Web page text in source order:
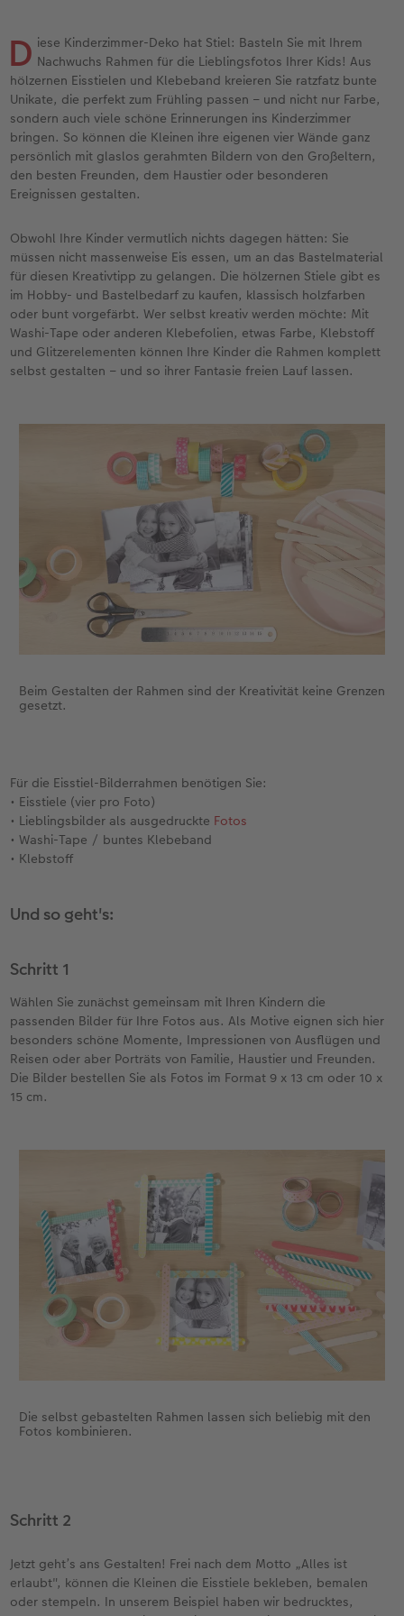
Personalisierter Schuber
Bestellwege
Inspiration
Jahrbuch
Kundenbeispiele
Webinare & VHS
Fotobuch für Anfänger
Fotobuch erstellen
Neuheiten
hexxas
Acrylglas
Alu Dibond
Gallery Print
Mehrteiler
Bestellwege
Ideen zur Wandgestaltung
Neuheiten
Extras
Fotosticker
Art Prints
Premium Poster
Rahmen
Bestellwege
Last Minute Fotos
CEWE myPhotos
Neuheiten
Extras
Sofortsticker
Sofortfotos mit Rahmen
Sofortfotos mit Text
Sofortfotos mit Design
Sofortfotogrußkarten
Sofortfotosets
Sofortfotocollagen
Retro Minis
Emaille Becher
Trinkflasche
Dekoration
Schule & Büro
Art Prints
Faber-Castell
Foto-Geschenkbox
Neuheiten
CEWE myPhotos
Geburtskarten
Taufkarten
Postkarten
Fotokarten
Bestellwege
Papierqualitäten
Weitere Anlässe
Neuheiten
Handykette
Kunststoffhüllen
Lederhüllen
Holzhüllen
Mit Design
Bestellwege
Inspiration
Kundenbeispiele
Papierqualitäten
Bestellwege
Designvorlagen
Gestaltungsideen
CEWE myPhotos
Neuheiten
für Frauen
für Freundinnen
für Kinder
für Großeltern
Einfach & schnell gestaltet
Besondere Geschenkideen
CEWE myPhotos
Erste Schritte
Kreative Ideen mit Sofortfotos
Gestaltungsideen
Fotobuch für Anfänger
Videotutorials
Anleitungen & Hilfe
Fototipps
CEWE Magazin
Neuheiten
Erste Schritte
Softwaretipps
Videotutorials
D iese Kinderzimmer-Deko hat Stiel: Basteln Sie mit Ihrem
Nachwuchs Rahmen für die Lieblingsfotos Ihrer Kids! Aus
hölzernen Eisstielen und Klebeband kreieren Sie ratzfatz bunte
Unikate, die perfekt zum Frühling passen – und nicht nur Farbe,
sondern auch viele schöne Erinnerungen ins Kinderzimmer
bringen. So können die Kleinen ihre eigenen vier Wände ganz
persönlich mit glaslos gerahmten Bildern von den Großeltern,
den besten Freunden, dem Haustier oder besonderen
Ereignissen gestalten.
Obwohl Ihre Kinder vermutlich nichts dagegen hätten: Sie
müssen nicht massenweise Eis essen, um an das Bastelmaterial
für diesen Kreativtipp zu gelangen. Die hölzernen Stiele gibt es
im Hobby- und Bastelbedarf zu kaufen, klassisch holzfarben
oder bunt vorgefärbt. Wer selbst kreativ werden möchte: Mit
Washi-Tape oder anderen Klebefolien, etwas Farbe, Klebstoff
und Glitzerelementen können Ihre Kinder die Rahmen komplett
selbst gestalten – und so ihrer Fantasie freien Lauf lassen.
Beim Gestalten der Rahmen sind der Kreativität keine Grenzen
gesetzt.
Für die Eisstiel-Bilderrahmen benötigen Sie:
• Eisstiele (vier pro Foto)
• Lieblingsbilder als ausgedruckte Fotos
• Washi-Tape / buntes Klebeband
• Klebstoff
Und so geht's:
Schritt 1
Wählen Sie zunächst gemeinsam mit Ihren Kindern die
passenden Bilder für Ihre Fotos aus. Als Motive eignen sich hier
besonders schöne Momente, Impressionen von Ausflügen und
Reisen oder aber Porträts von Familie, Haustier und Freunden.
Die Bilder bestellen Sie als Fotos im Format 9 x 13 cm oder 10 x
15 cm.
Die selbst gebastelten Rahmen lassen sich beliebig mit den
Fotos kombinieren.
Schritt 2
Jetzt geht’s ans Gestalten! Frei nach dem Motto „Alles ist
erlaubt", können die Kleinen die Eisstiele bekleben, bemalen
oder stempeln. In unserem Beispiel haben wir bedrucktes,